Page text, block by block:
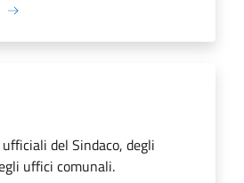
del Sindaco, degli
uffici comunali.